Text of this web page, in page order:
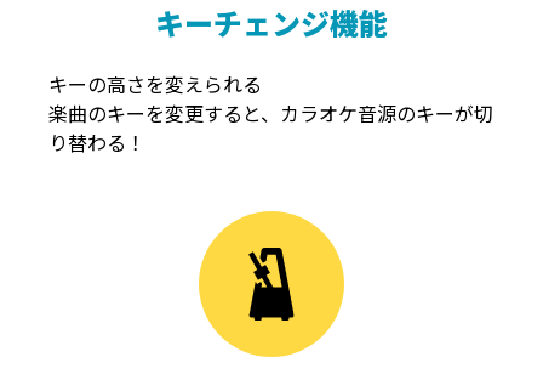
キーチェンジ機能
キーの高さを変えられる
楽曲のキーを変更すると、カラオケ音源のキーが切
り替わる！